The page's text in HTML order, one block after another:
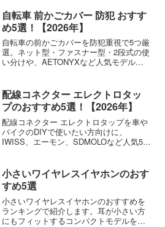
自転車 前かごカバー 防犯 おすす
め5選！【2026年】
自転車の前かごカバーを防犯重視で5つ厳
選。ネット型・ファスナー型・2段式の使
い分けや、AETONYXなど人気モデルの
配線コネクター エレクトロタッ
プのおすすめ5選！【2026年】
配線コネクター エレクトロタップを車や
バイクのDIYで使いたい方向けに、
IWISS、エーモン、SDMOLOなど人気5モ
小さいワイヤレスイヤホンのおす
すめ5選
小さいワイヤレスイヤホンのおすすめを
ランキングで紹介します。耳が小さい方
にもフィットするコンパクトモデルを厳